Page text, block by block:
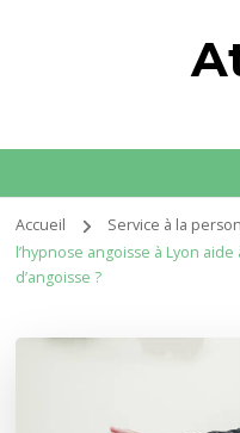
Accueil Service à la
l’hypnose angoisse à Lyon
d’angoisse ?